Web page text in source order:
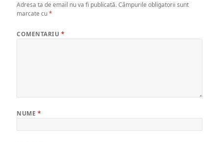
Adresa ta de email nu va fi publicată. Câmpurile obligatorii sunt
marcate cu*
COMENTARIU *
NUME *